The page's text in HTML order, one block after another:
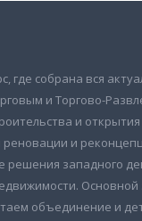
где собрана вся
и Торгово-
и
и
решения западного
Основной
объединение и